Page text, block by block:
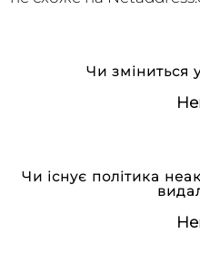
ваш обліковий запис
Чи зміниться